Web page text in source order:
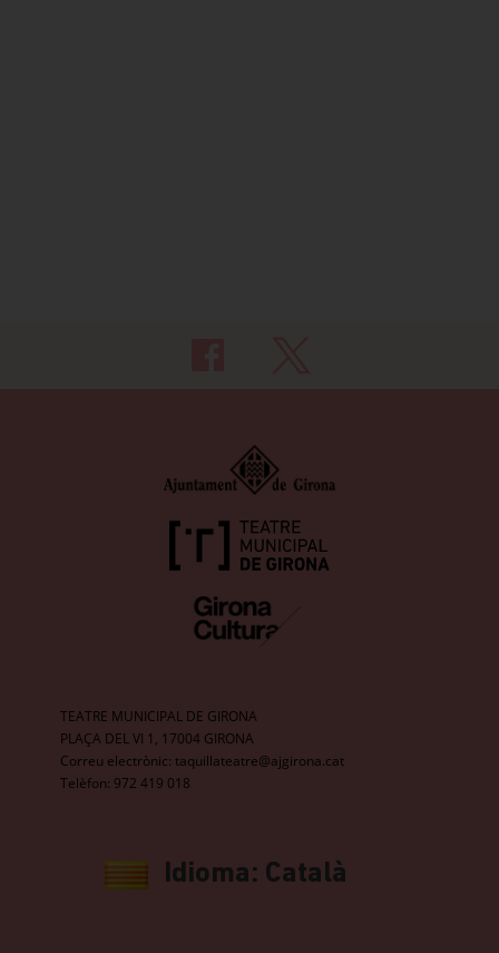
TEATRE MUNICIPAL DE GIRONA
PLAÇA DEL VI 1, 17004 GIRONA
Correu electrònic: taquillateatre@ajgirona.cat
Telèfon: 972 419 018